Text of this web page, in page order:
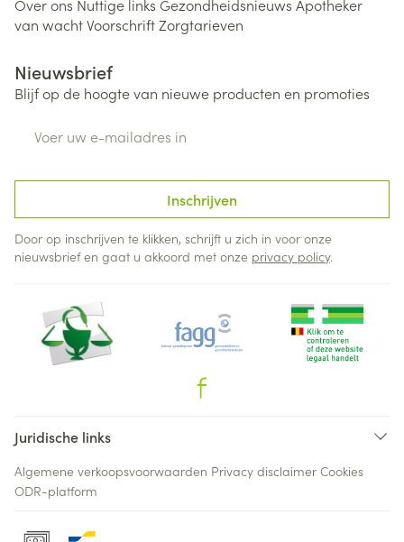
Over ons Nuttige links Gezondheidsnieuws Apotheker
van wachtVoorschriftZorgtarieven
Nieuwsbrief
Blijf op de hoogte van nieuwe producten en promoties
Inschrijven
Door op inschrijven te klikken, schrijft u zich in voor onze
nieuwsbrief en gaat u akkoord met onze privacy policy.
Juridische links
Algemene verkoopsvoorwaarden Privacy disclaimer Cookies
ODR-platform